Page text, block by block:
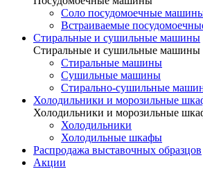
Соло посудомоечные
Встраиваемые
Стиральные и сушильные машины
Стиральные и сушильные машины
Стиральные машины
Сушильные машины
Стирально-сушильные
Холодильники и морозильные
Холодильники и морозильные
Холодильники
Холодильные шкафы
Распродажа выставочных образцов
Акции